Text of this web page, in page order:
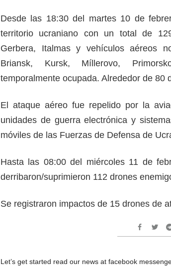
Desde las 18:30 del martes 10 de
territorio ucraniano con un total de
Gerbera, Italmas y vehículos aéreos
Briansk, Kursk, Míllerovo,
temporalmente ocupada. Alrededor de 80
El ataque aéreo fue repelido por la
unidades de guerra electrónica y
móviles de las Fuerzas de Defensa de
Hasta las 08:00 del miércoles 11 de
derribaron/suprimieron 112 drones
Se registraron impactos de 15 drones de
Let’s get started read our news at facebook